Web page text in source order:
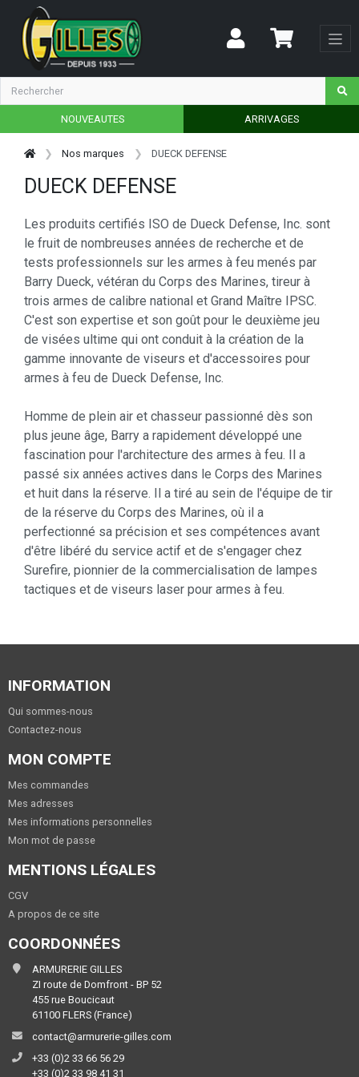
NOUVEAUTES ARRIVAGES
Nos marques DUECK DEFENSE
DUECK DEFENSE
Les produits certifiés ISO de Dueck Defense, Inc. sont
le fruit de nombreuses années de recherche et de
tests professionnels sur les armes à feu menés par
Barry Dueck, vétéran du Corps des Marines, tireur à
trois armes de calibre national et Grand Maître IPSC.
C'est son expertise et son goût pour le deuxième jeu
de visées ultime qui ont conduit à la création de la
gamme innovante de viseurs et d'accessoires pour
armes à feu de Dueck Defense, Inc.
Homme de plein air et chasseur passionné dès son
plus jeune âge, Barry a rapidement développé une
fascination pour l'architecture des armes à feu. Il a
passé six années actives dans le Corps des Marines
et huit dans la réserve. Il a tiré au sein de l'équipe de tir
de la réserve du Corps des Marines, où il a
perfectionné sa précision et ses compétences avant
d'être libéré du service actif et de s'engager chez
Surefire, pionnier de la commercialisation de lampes
tactiques et de viseurs laser pour armes à feu.
INFORMATION
Qui sommes-nous
Contactez-nous
MON COMPTE
Mes commandes
Mes adresses
Mes informations personnelles
Mon mot de passe
MENTIONS LÉGALES
CGV
A propos de ce site
COORDONNÉES
ARMURERIE GILLES
ZI route de Domfront - BP 52
455 rue Boucicaut
61100 FLERS (France)
contact@armurerie-gilles.com
+33 (0)2 33 66 56 29
+33 (0)2 33 98 41 31